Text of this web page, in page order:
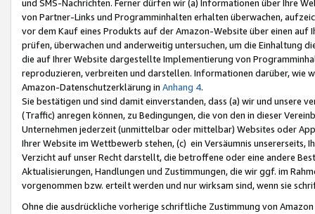
und SMS-Nachrichten. Ferner dürfen wir (a) Informationen über Ihre
von Partner-Links und Programminhalten erhalten überwachen,
vor dem Kauf eines Produkts auf der Amazon-Website über einen
prüfen, überwachen und anderweitig untersuchen, um die Einhaltung
die auf Ihrer Website dargestellte Implementierung von
reproduzieren, verbreiten und darstellen. Informationen darüber, wie
Amazon-Datenschutzerklärung in Anhang 4.
Sie bestätigen und sind damit einverstanden, dass (a) wir und
(Traffic) anregen können, zu Bedingungen, die von den in dieser
Unternehmen jederzeit (unmittelbar oder mittelbar) Websites oder
Ihrer Website im Wettbewerb stehen, (c) ein Versäumnis unsererseits,
Verzicht auf unser Recht darstellt, die betroffene oder eine andere
Aktualisierungen, Handlungen und Zustimmungen, die wir ggf. im
vorgenommen bzw. erteilt werden und nur wirksam sind, wenn sie
Ohne die ausdrückliche vorherige schriftliche Zustimmung von